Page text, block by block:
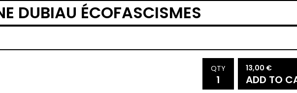
DUBIAU ÉCOFASCISMES
QTY 13,00 €
ADD TO